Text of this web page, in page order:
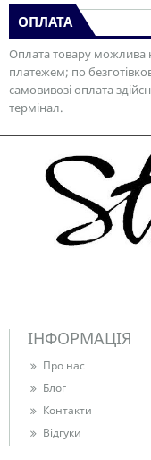
ОПЛАТА
Оплата товару можлива
платежем; по
самовивозі оплата
термінал.
ІНФОРМАЦІЯ
Про нас
Блог
Контакти
Відгуки